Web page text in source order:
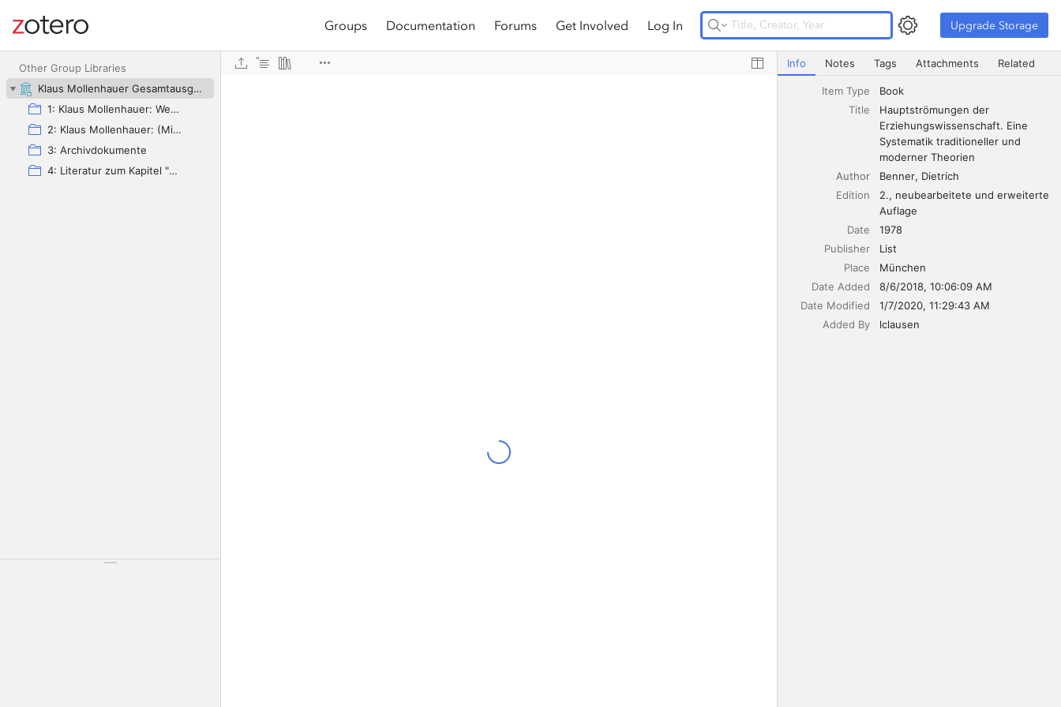
Site navigation
Groups Documentation Forums Get Involved Log In Upgrade Storage Upgrade Storage
Other Group Libraries
Klaus Mollenhauer Gesamtausgabe (KMG)
1: Klaus Mollenhauer: Werke
2: Klaus Mollenhauer: (Mit-)herausgegebene und -verfasste Bücher
3: Archivdokumente
4: Literatur zum Kapitel "Empfehlungen zum Studium der Geschichte der Familienerziehung" von Ulrich Herrmann (in: Die Familienerziehung)
Hauptströmungen der Erziehungswissenschaft. Eine
Info Notes Tags Attachments Related
Item Type
Book
Title
Hauptströmungen der
Erziehungswissenschaft. Eine
Systematik traditioneller und
moderner Theorien
Author
Benner Dietrich
Edition
2., neubearbeitete und erweiterte
Auflage
Date
1978
Publisher
List
Place
München
Date Added
8/6/2018, 10:06:09 AM
Date Modified
1/7/2020, 11:29:43 AM
Added By
lclausen